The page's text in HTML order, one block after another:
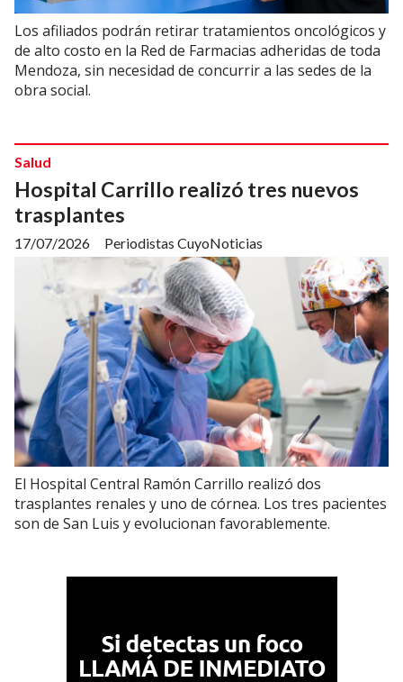
Los afiliados podrán retirar tratamientos oncológicos y
de alto costo en la Red de Farmacias adheridas de toda
Mendoza, sin necesidad de concurrir a las sedes de la
obra social.
Hospital Carrillo realizó tres nuevos
trasplantes
Periodistas CuyoNoticias
Salud
17/07/2026
El Hospital Central Ramón Carrillo realizó dos
trasplantes renales y uno de córnea. Los tres pacientes
son de San Luis y evolucionan favorablemente.